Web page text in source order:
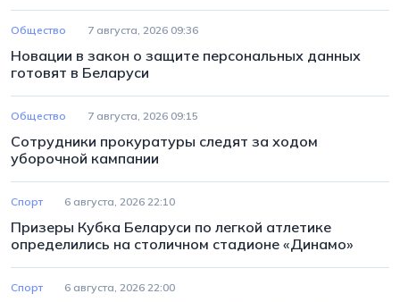
Общество 7 августа, 2026 09:36
Новации в закон о защите персональных данных
готовят в Беларуси
Общество 7 августа, 2026 09:15
Сотрудники прокуратуры следят за ходом
уборочной кампании
Спорт 6 августа, 2026 22:10
Призеры Кубка Беларуси по легкой атлетике
определились на столичном стадионе «Динамо»
Спорт 6 августа, 2026 22:00